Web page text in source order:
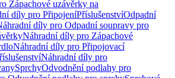
Zápachové uzávěrky na
díly pro PřipojeníPříslušenstvíOdpadní
díly pro Odpadní soupravy pro
Náhradní díly pro Zápachové
Náhradní díly pro Připojovací
Náhradní díly pro
SprchyOdvodnění podlahy pro